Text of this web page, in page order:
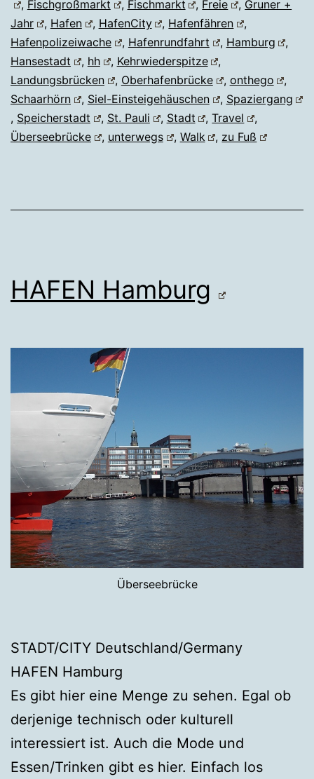
, Fischgroßmarkt , Fischmarkt , Freie , Gruner +
Jahr
, Hafen , HafenCity , Hafenfähren
,
Hafenpolizeiwache
, Hafenrundfahrt , Hamburg
,
Hansestadt
, hh , Kehrwiederspitze
,
Landungsbrücken
, Oberhafenbrücke , onthego
,
Schaarhörn
, Siel-Einsteigehäuschen , Spaziergang
, Speicherstadt , St. Pauli , Stadt ,Travel
,
Überseebrücke
, unterwegs , Walk , zu Fuß
HAFEN Hamburg
Überseebrücke
STADT/CITY Deutschland/Germany
HAFEN Hamburg
Es gibt hier eine Menge zu sehen. Egal ob
derjenige technisch oder kulturell
interessiert ist. Auch die Mode und
Essen/Trinken gibt es hier. Einfach los